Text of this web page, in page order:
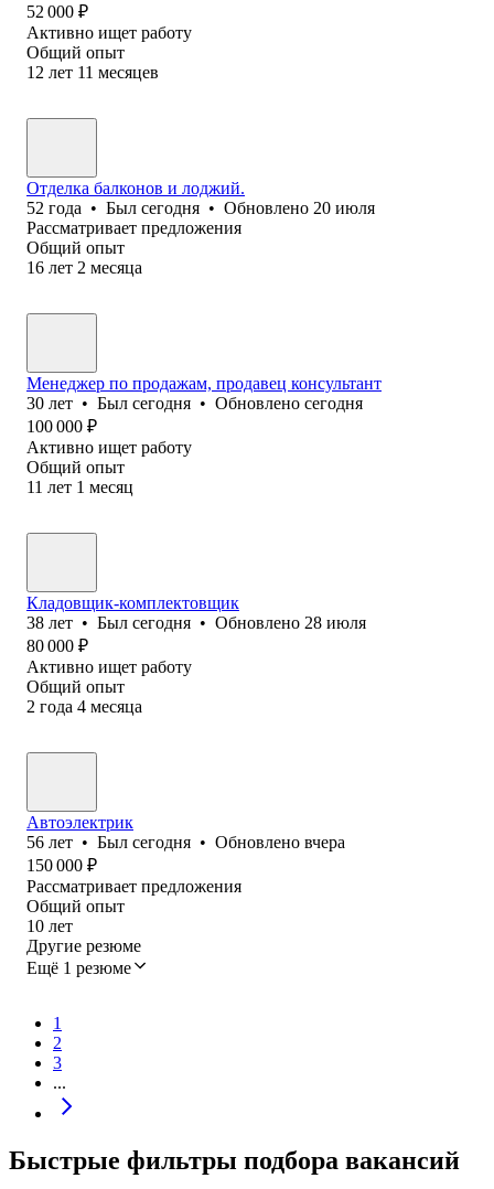
52 000 ₽
Активно ищет работу
Общий опыт
12 лет 11 месяцев
Отделка балконов и лоджий.
52 года • Был сегодня • Обновлено 20 июля
Рассматривает предложения
Общий опыт
16 лет 2 месяца
Менеджер по продажам, продавец консультант
30 лет • Был сегодня • Обновлено сегодня
100 000 ₽
Активно ищет работу
Общий опыт
11 лет 1 месяц
Кладовщик-комплектовщик
38 лет • Был сегодня • Обновлено 28 июля
80 000 ₽
Активно ищет работу
Общий опыт
2 года 4 месяца
Автоэлектрик
56 лет • Был сегодня • Обновлено вчера
150 000 ₽
Рассматривает предложения
Общий опыт
10 лет
Другие резюме
Ещё 1 резюме
1
2
3
...
Быстрые фильтры подбора вакансий